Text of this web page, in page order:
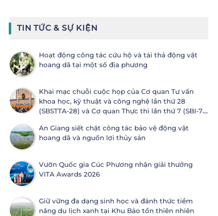
TIN TỨC & SỰ KIỆN
Hoạt động công tác cứu hộ và tái thả động vật
hoang dã tại một số địa phương
Khai mạc chuỗi cuộc họp của Cơ quan Tư vấn
khoa học, kỹ thuật và công nghệ lần thứ 28
(SBSTTA-28) và Cơ quan Thực thi lần thứ 7 (SBI-7)
An Giang siết chặt công tác bảo vệ động vật
hoang dã và nguồn lợi thủy sản
Vườn Quốc gia Cúc Phương nhận giải thưởng
VITA Awards 2026
Giữ vững đa dạng sinh học và đánh thức tiềm
năng du lịch xanh tại Khu Bảo tồn thiên nhiên